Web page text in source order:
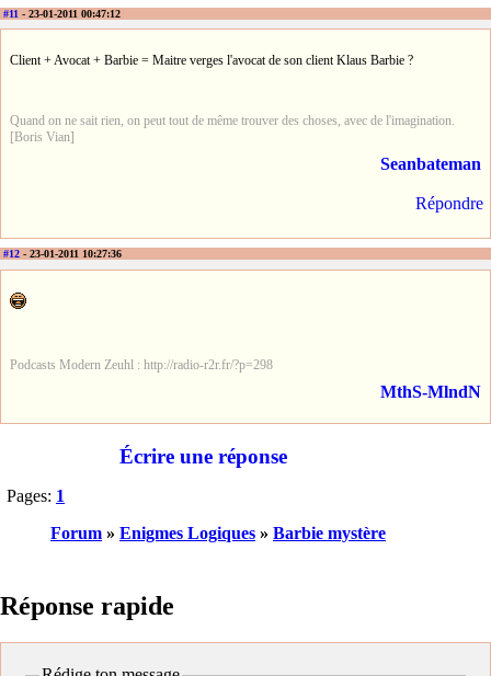
#11 - 23-01-2011 00:47:12
Client + Avocat + Barbie = Maitre verges l'avocat de son client Klaus Barbie ?
Quand on ne sait rien, on peut tout de même trouver des choses, avec de l'imagination.
[Boris Vian]
Seanbateman
Répondre
#12 - 23-01-2011 10:27:36
Podcasts Modern Zeuhl : http://radio-r2r.fr/?p=298
MthS-MlndN
Écrire une réponse
Pages: 1
Forum » Enigmes Logiques » Barbie mystère
Réponse rapide